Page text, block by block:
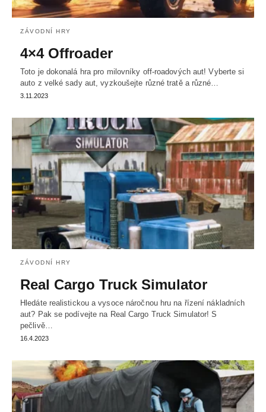
ZÁVODNÍ HRY
4×4 Offroader
Toto je dokonalá hra pro milovníky off-roadových aut! Vyberte si
auto z velké sady aut, vyzkoušejte různé tratě a různé…
3.11.2023
ZÁVODNÍ HRY
Real Cargo Truck Simulator
Hledáte realistickou a vysoce náročnou hru na řízení nákladních
aut? Pak se podívejte na Real Cargo Truck Simulator! S
pečlivě…
16.4.2023